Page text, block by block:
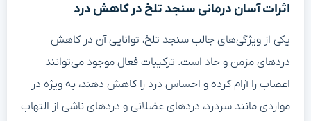
اثرات آسان درمانی سنجد تلخ در کاهش درد
یکی از ویژگی‌های جالب سنجد تلخ، توانایی آن در کاهش
دردهای مزمن و حاد است. ترکیبات فعال موجود می‌توانند
اعصاب را آرام کرده و احساس درد را کاهش دهند، به ویژه در
مواردی مانند سردرد، دردهای عضلانی و دردهای ناشی از التهاب